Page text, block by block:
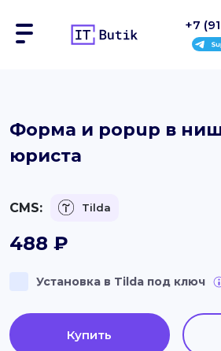
Сайты
Интернет-магазины
Контакты
+7
Форма и popup в
юриста
CMS: Tilda
488 ₽
Установка в Tilda под ключ
Купить